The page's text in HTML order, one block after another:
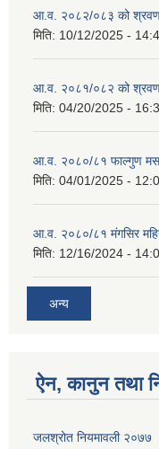
आ.व. २०८२/०८३ को श्रवण
मिति: 10/12/2025 -
आ.व. २०८१/०८२ को
मिति: 04/20/2025 -
आ.व. २०८०/८१ फाल्गुण
मिति: 04/01/2025 -
आ.व. २०८०/८१ मंगसिर
मिति: 12/16/2024 -
अन्य
ऐन, कानुन तथा
जलश्रोत नियमावली २०७७